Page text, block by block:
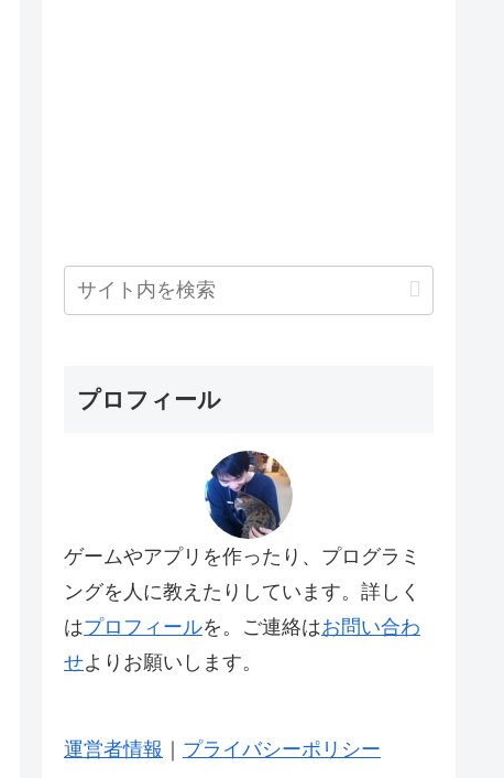
プロフィール
ゲームやアプリを作ったり、プログラミ
ングを人に教えたりしています。詳しく
はプロフィールを。ご連絡はお問い合わ
せよりお願いします。
運営者情報 プライバシーポリシー